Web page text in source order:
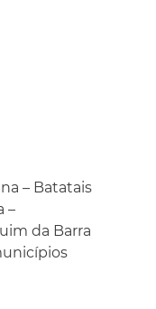
– Batatais
–
da Barra